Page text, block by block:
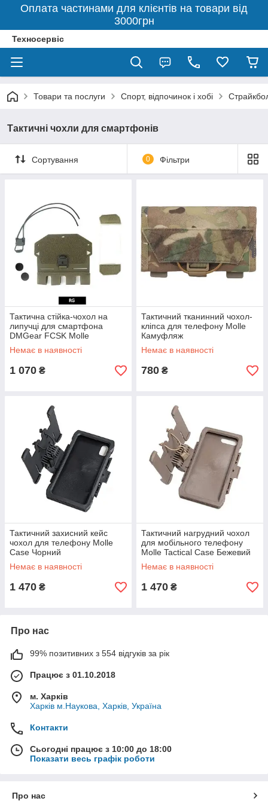
Оплата частинами для клієнтів на товари від
3000грн
Техносервіс
Товари та послуги Спорт, відпочинок і хобі
Тактичні чохли для смартфонів
Сортування 0 Фільтри
Тактична стійка-чохол на
липучці для смартфона
DMGear FCSK Molle
Рейнджер Грін
Немає в наявності
1 070 ₴
Тактичний тканинний чохол-
кліпса для телефону Molle
Камуфляж
Немає в наявності
780 ₴
Тактичний захисний кейс
чохол для телефону Molle
Case Чорний
Немає в наявності
1 470 ₴
Тактичний нагрудний чохол
для мобільного телефону
Molle Tactical Case Бежевий
Немає в наявності
1 470 ₴
Про нас
99% позитивних з 554 відгуків за рік
Працює з 01.10.2018
м. Харків
Харків м.Наукова, Харків, Україна
Контакти
Сьогодні працює з 10:00 до 18:00
Показати весь графік роботи
Про нас